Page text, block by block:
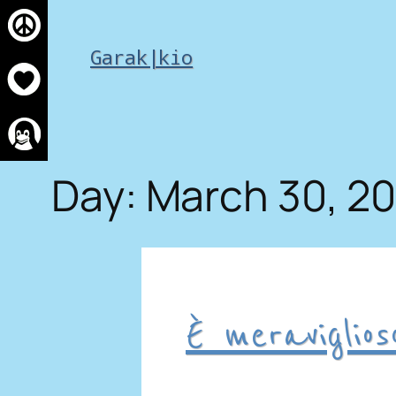
Skip
to
content
Garak|kio
Day: March 30,
È